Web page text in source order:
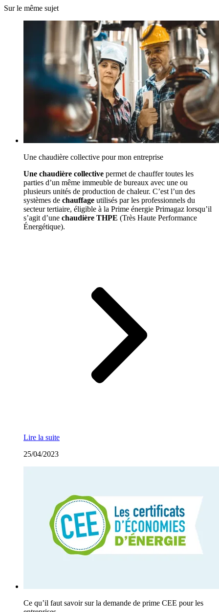
Sur le même sujet
Une chaudière collective pour mon entreprise
Une chaudière collective permet de chauffer toutes les
parties d’un même immeuble de bureaux avec une ou
plusieurs unités de production de chaleur. C’est l’un des
systèmes de chauffage utilisés par les professionnels du
secteur tertiaire, éligible à la Prime énergie Primagaz lorsqu’il
s’agit d’une chaudière THPE (Très Haute Performance
Énergétique).
Lire la suite
25/04/2023
Ce qu’il faut savoir sur la demande de prime CEE pour les